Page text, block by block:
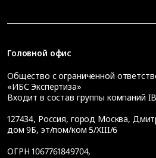
Головной офис
Общество с ограниченной
«ИБС Экспертиза»
Входит в состав группы компаний
127434, Россия, город Москва,
дом 9Б, эт/пом/ком 5/XIII/6
ОГРН 1067761849704,